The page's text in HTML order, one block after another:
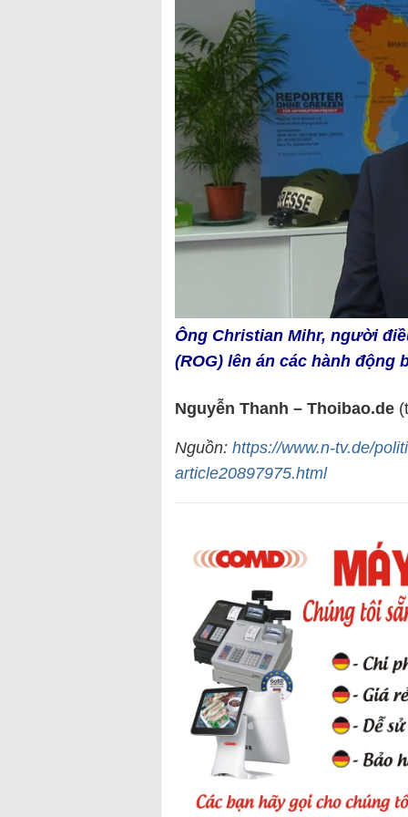
Ông Christian Mihr, người
(ROG) lên án các hành động
Nguyễn Thanh – Thoibao.de
Nguồn: https://www.n-tv.de/
article20897975.html